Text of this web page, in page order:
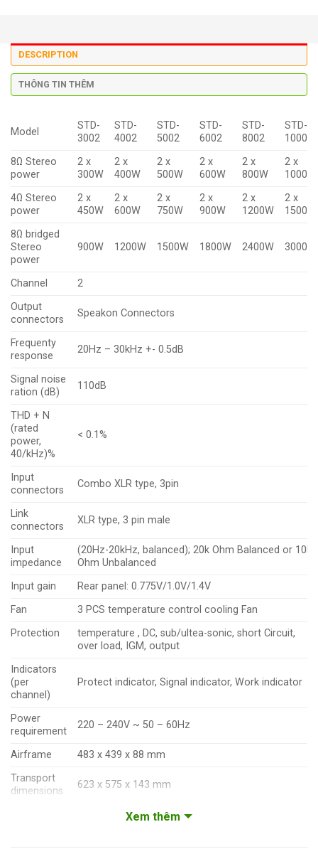
DESCRIPTION
THÔNG TIN THÊM
Model
STD-
3002
STD-
4002
STD-
5002
STD-
6002
STD-
8002
STD-
10002
8Ω Stereo
power
2 x
300W
2 x
400W
2 x
500W
2 x
600W
2 x
800W
2 x
1000W
4Ω Stereo
power
2 x
450W
2 x
600W
2 x
750W
2 x
900W
2 x
1200W
2 x
1500W
8Ω bridged
Stereo
power
900W 1200W 1500W 1800W 2400W 3000W
Channel
2
Output
connectors
Speakon Connectors
Frequenty
response
20Hz – 30kHz +- 0.5dB
Signal noise
ration (dB)
110dB
THD + N
(rated
power,
40/kHz)%
< 0.1%
Input
connectors
Combo XLR type, 3pin
Link
connectors
XLR type, 3 pin male
Input
impedance
(20Hz-20kHz, balanced); 20k Ohm Balanced or 10k
Ohm Unbalanced
Input gain
Rear panel: 0.775V/1.0V/1.4V
Fan
3 PCS temperature control cooling Fan
Protection
temperature , DC, sub/ultea-sonic, short Circuit,
over load, IGM, output
Indicators
(per
channel)
Protect indicator, Signal indicator, Work indicator
Power
requirement
220 – 240V ~ 50 – 60Hz
Airframe
483 x 439 x 88 mm
Transport
dimensions
623 x 575 x 143 mm
18 kg 20 kg
Xem thêm